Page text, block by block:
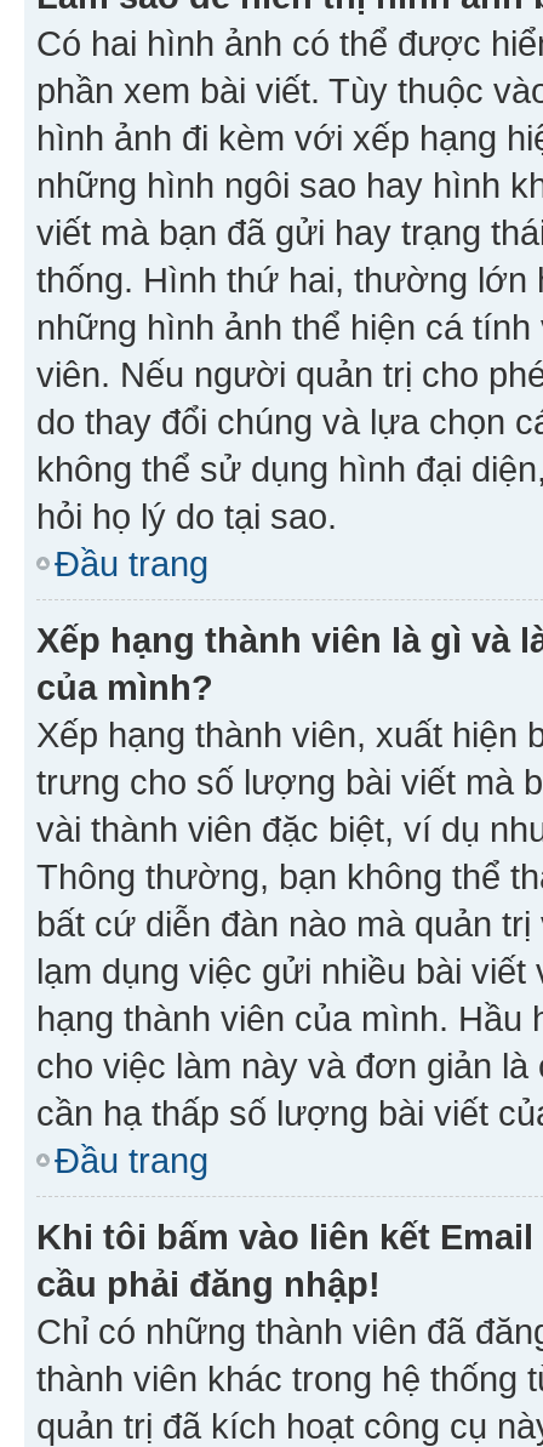
Có hai hình ảnh có thể được
phần xem bài viết. Tùy thuộc
hình ảnh đi kèm với xếp hạng
những hình ngôi sao hay hình
viết mà bạn đã gửi hay trạng
thống. Hình thứ hai, thường
những hình ảnh thể hiện cá
viên. Nếu người quản trị cho
do thay đổi chúng và lựa chọn
không thể sử dụng hình đại
hỏi họ lý do tại sao.
Đầu trang
Xếp hạng thành viên là gì và
của mình?
Xếp hạng thành viên, xuất
trưng cho số lượng bài viết mà
vài thành viên đặc biệt, ví dụ
Thông thường, bạn không thể
bất cứ diễn đàn nào mà quản
lạm dụng việc gửi nhiều bài
hạng thành viên của mình. Hầu
cho việc làm này và đơn giản
cần hạ thấp số lượng bài viết
Đầu trang
Khi tôi bấm vào liên kết
cầu phải đăng nhập!
Chỉ có những thành viên đã
thành viên khác trong hệ thống
quản trị đã kích hoạt công cụ